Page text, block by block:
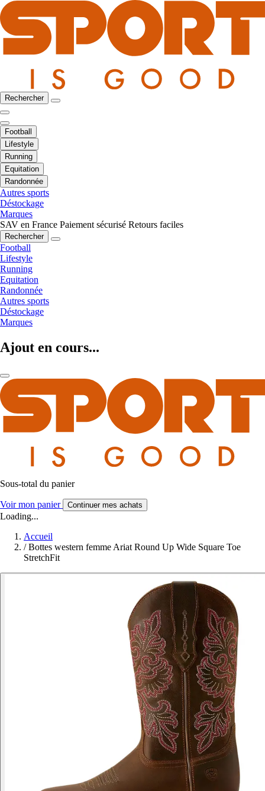
Rechercher
Football
Lifestyle
Running
Equitation
Randonnée
Autres sports
Déstockage
Marques
SAV en France Paiement sécurisé Retours faciles
Rechercher
Football
Lifestyle
Running
Equitation
Randonnée
Autres sports
Déstockage
Marques
Ajout en cours...
Sous-total du panier
Voir mon panier Continuer mes achats
Loading...
Accueil
/ Bottes western femme Ariat Round Up Wide Square Toe
StretchFit